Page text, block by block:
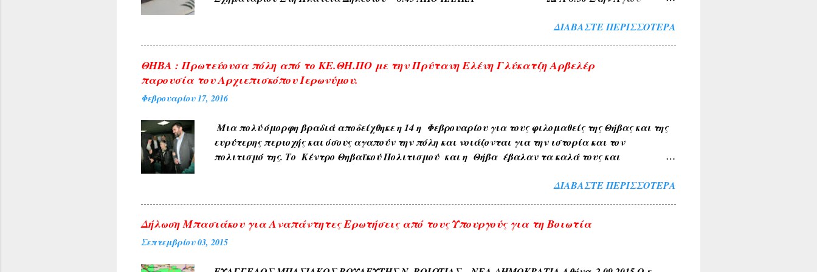
ΔΙΑΒΆΣΤΕ ΠΕΡΙΣΣΌΤΕΡΑ
ΘΗΒΑ : Πρωτεύουσα πόλη από το ΚΕ.ΘΗ.ΠΟ με την Πρύτανη Ελένη Γλύκατζη Αρβελέρ
παρουσία του Αρχιεπισκόπου Ιερωνύμου.
Φεβρουαρίου 17, 2016
Μια πολύ όμορφη βραδιά αποδείχθηκε η 14 η Φεβρουαρίου για τους φιλομαθείς της Θήβας και της
ευρύτερης περιοχής και όσους αγαπούν την πόλη και νοιάζονται για την ιστορία και τον
πολιτισμό της. Το Κέντρο Θηβαϊκού Πολιτισμού και η Θήβα έβαλαν τα καλά τους και
πρύτανη του Πανεπιστημίου της Ευρώπης, Βυζαντινολόγο κα Ελένη Γλύκαντζη-Αρβελέρ η οποία
Κέντρου της Δημοτικής Κοινωφελούς Επιχείρησης πλέον των 200 ήταν όσοι παρέμειναν εκτός
αιθούσης ακούγοντας την ομιλήτρια από τα ηχεία που είχαν προβλεφθεί για το σκοπό αυτό. Ήταν
ΔΙΑΒΆΣΤΕ ΠΕΡΙΣΣΌΤΕΡΑ
Δήλωση Μπασιάκου για Αναπάντητες Ερωτήσεις από τους Υπουργούς για τη Βοιωτία
Σεπτεμβρίου 03, 2015